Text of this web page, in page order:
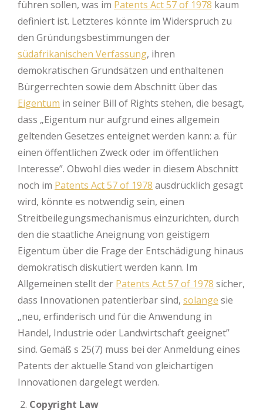
führen sollen, was im Patents Act 57 of 1978 kaum
definiert ist. Letzteres könnte im Widerspruch zu
den Gründungsbestimmungen der
südafrikanischen Verfassung, ihren
demokratischen Grundsätzen und enthaltenen
Bürgerrechten sowie dem Abschnitt über das
Eigentum in seiner Bill of Rights stehen, die besagt,
dass „Eigentum nur aufgrund eines allgemein
geltenden Gesetzes enteignet werden kann: a. für
einen öffentlichen Zweck oder im öffentlichen
Interesse”. Obwohl dies weder in diesem Abschnitt
noch im Patents Act 57 of 1978 ausdrücklich gesagt
wird, könnte es notwendig sein, einen
Streitbeilegungsmechanismus einzurichten, durch
den die staatliche Aneignung von geistigem
Eigentum über die Frage der Entschädigung hinaus
demokratisch diskutiert werden kann. Im
Allgemeinen stellt der Patents Act 57 of 1978 sicher,
dass Innovationen patentierbar sind, solange sie
„neu, erfinderisch und für die Anwendung in
Handel, Industrie oder Landwirtschaft geeignet”
sind. Gemäß s 25(7) muss bei der Anmeldung eines
Patents der aktuelle Stand von gleichartigen
Innovationen dargelegt werden.
Copyright Law